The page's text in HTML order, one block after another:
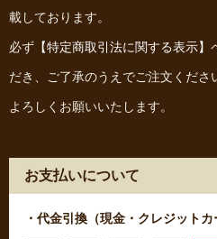
載しております。
必ず 【特定商取引法に関する表示】
だき、ご了承のうえでご注文くださ
よろしくお願いいたします。
お支払いについて
・代金引換（現金・クレジットカ